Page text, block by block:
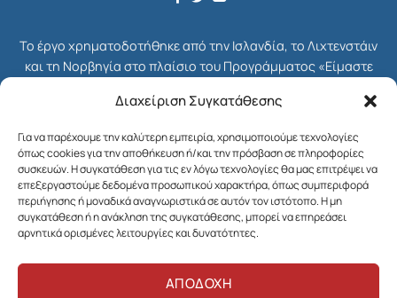
Διαχείριση Συγκατάθεσης
Για να παρέχουμε την καλύτερη εμπειρία, χρησιμοποιούμε τεχνολογίες
όπως cookies για την αποθήκευση ή/και την πρόσβαση σε πληροφορίες
συσκευών. Η συγκατάθεση για τις εν λόγω τεχνολογίες θα μας επιτρέψει να
επεξεργαστούμε δεδομένα προσωπικού χαρακτήρα, όπως συμπεριφορά
περιήγησης ή μοναδικά αναγνωριστικά σε αυτόν τον ιστότοπο. Η μη
συγκατάθεση ή η ανάκληση της συγκατάθεσης, μπορεί να επηρεάσει
αρνητικά ορισμένες λειτουργίες και δυνατότητες.
ΑΠΟΔΟΧΗ
Το έργο χρηματοδοτήθηκε από την Ισλανδία, το Λιχτενστάιν
και τη Νορβηγία στο πλαίσιο του Προγράμματος «Είμαστε
Χρηματοδοτικού Μηχανισμού του ΕΟΧ για την Ελλάδα,
Προγράμματος ήταν το Ίδρυμα Μποδοσάκη.
Στόχος του Προγράμματος ήταν η ενδυνάμωση της κοινωνίας
των πολιτών στη χώρα μας και η ενίσχυση της κοινωνικής
δικαιοσύνης, της δημοκρατίας και της βιώσιμης ανάπτυξης.